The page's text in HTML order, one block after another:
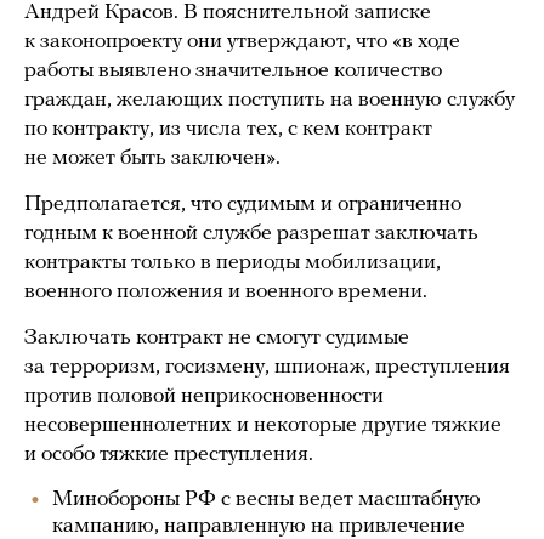
Андрей Красов. В пояснительной записке
к законопроекту они утверждают, что «в ходе
работы выявлено значительное количество
граждан, желающих поступить на военную службу
по контракту, из числа тех, с кем контракт
не может быть заключен».
Предполагается, что судимым и ограниченно
годным к военной службе разрешат заключать
контракты только в периоды мобилизации,
военного положения и военного времени.
Заключать контракт не смогут судимые
за терроризм, госизмену, шпионаж, преступления
против половой неприкосновенности
несовершеннолетних и некоторые другие тяжкие
и особо тяжкие преступления.
Минобороны РФ с весны ведет масштабную
кампанию, направленную на привлечение